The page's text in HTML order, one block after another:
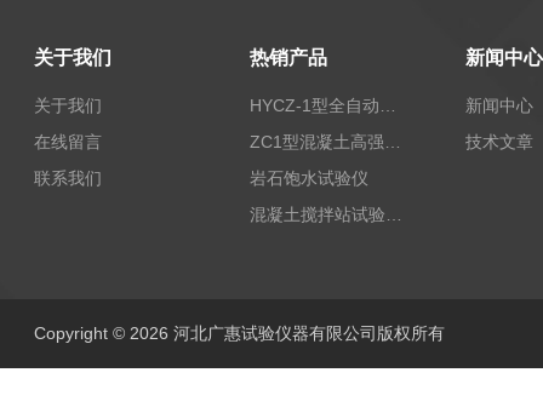
关于我们
关于我们
在线留言
联系我们
热销产品
岩石饱水试验仪
新闻中心
新闻中心
技术文章
Copyright © 2026 河北广惠试验仪器有限公司版权所有